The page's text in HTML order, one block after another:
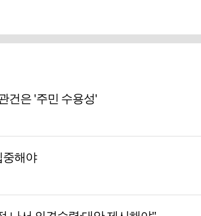
건은 '주민 수용성'
중해야